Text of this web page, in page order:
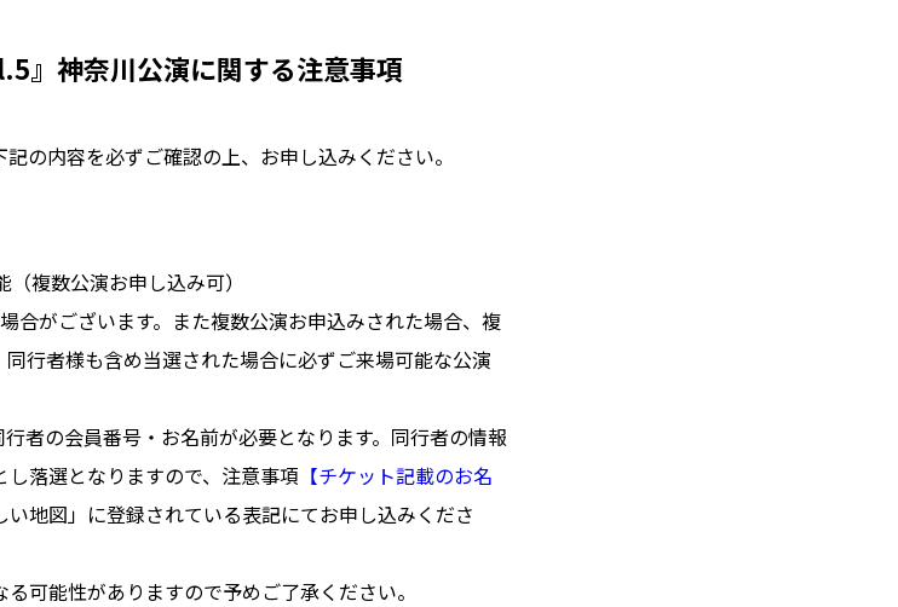
』神奈川公演に関する注意事項
の内容を必ずご確認の上、お申し込みください。
複数公演お申し込み可）
合がございます。また複数公演お申込みされた場合、複
行者様も含め当選された場合に必ずご来場可能な公演
行者の会員番号・お名前が必要となります。同行者の情報
落選となりますので、注意事項 【チケット記載のお名
地図」に登録されている表記にてお申し込みくださ
可能性がありますので予めご了承ください。